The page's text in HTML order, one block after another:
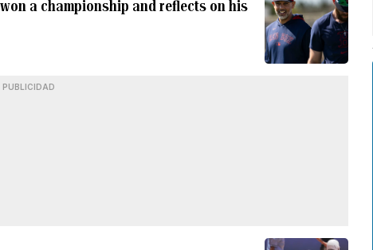
a championship and reflects on his
PUBLICIDAD